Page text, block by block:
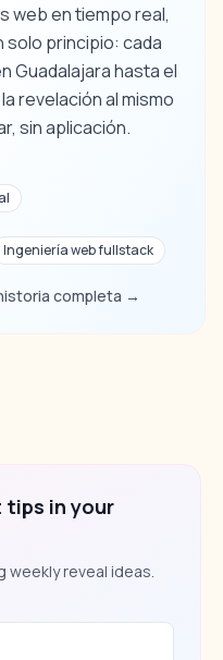
web en tiempo real,
solo principio: cada
Guadalajara hasta el
revelación al mismo
sin aplicación.
Ingeniería web fullstack
completa →
tips in your
reveal ideas.